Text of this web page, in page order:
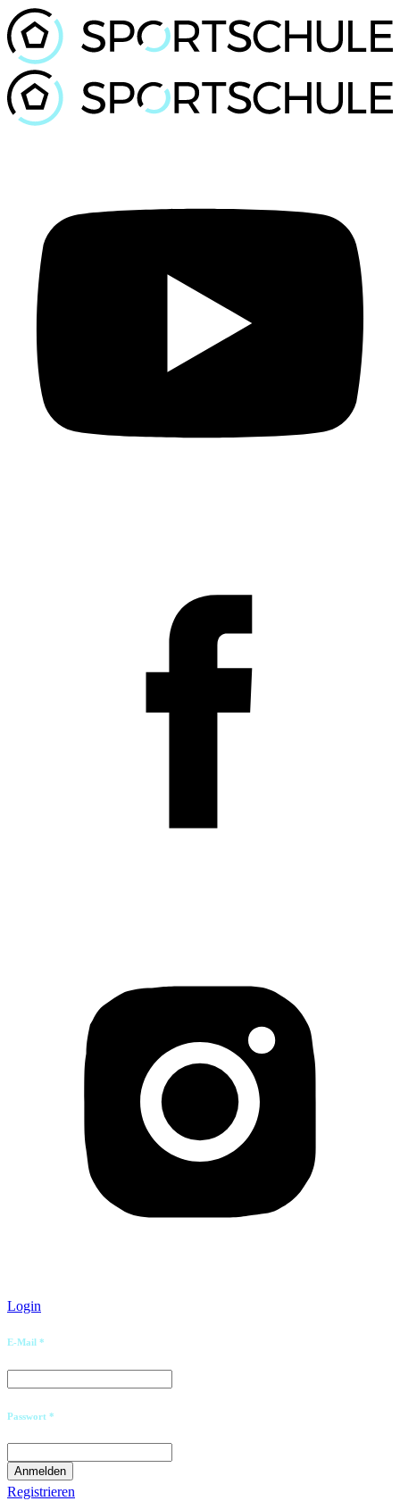
Login
E-Mail *
Passwort *
Registrieren